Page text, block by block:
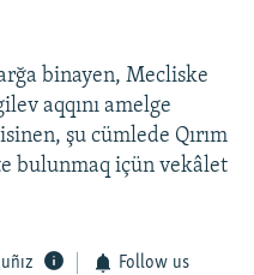
binayen, Mecliske
aqqını amelge
şu cümlede Qırım
bulunmaq içün vekâlet
Follow us